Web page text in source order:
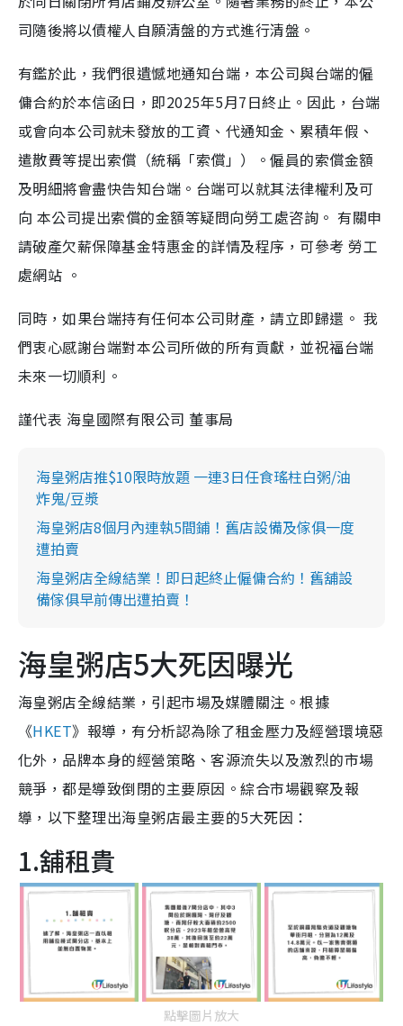
司隨後將以債權人自願清盤的方式進行清盤。
有鑑於此，我們很遺憾地通知台端，本公司與台端的僱
傭合約於本信函日，即2025年5月7日終止。因此，台端
或會向本公司就未發放的工資、代通知金、累積年假、
遣散費等提出索償（統稱「索償」）。僱員的索償金額
及明細將會盡快告知台端。台端可以就其法律權利及可
向 本公司提出索償的金額等疑問向勞工處咨詢。 有關申
請破產欠薪保障基金特惠金的詳情及程序，可參考 勞工
處網站 。
同時，如果台端持有任何本公司財產，請立即歸還。 我
們衷心感謝台端對本公司所做的所有貢獻，並祝福台端
未來一切順利。
謹代表 海皇國際有限公司 董事局
海皇粥店推$10限時放題 一連3日任食瑤柱白粥/油
炸鬼/豆漿
海皇粥店8個月內連執5間鋪！舊店設備及傢俱一度
遭拍賣
海皇粥店全線結業！即日起終止僱傭合約！舊舖設
備傢俱早前傳出遭拍賣！
海皇粥店5大死因曝光
海皇粥店全線結業，引起市場及媒體關注。根據
《HKET》報導，有分析認為除了租金壓力及經營環境惡
化外，品牌本身的經營策略、客源流失以及激烈的市場
競爭，都是導致倒閉的主要原因。綜合市場觀察及報
導，以下整理出海皇粥店最主要的5大死因：
1.舖租貴
點擊圖片放大